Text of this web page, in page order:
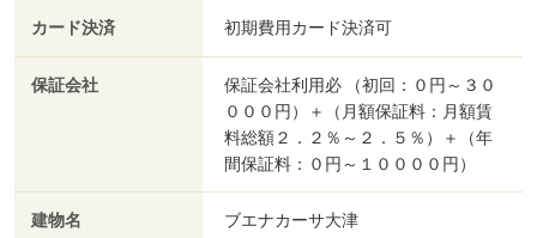
カード決済 初期費用カード決済可
保証会社
保証会社利用必 （初回：０円～３０
０００円）＋（月額保証料：月額賃
料総額２．２％～２．５％）＋（年
間保証料：０円～１００００円）
建物名 ブエナカーサ大津